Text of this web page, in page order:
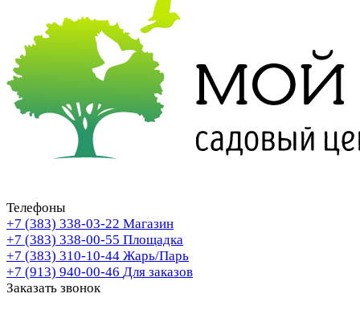
Телефоны
+7 (383) 338-03-22 Магазин
+7 (383) 338-00-55 Площадка
+7 (383) 310-10-44 Жарь/Парь
+7 (913) 940-00-46 Для заказов
Заказать звонок